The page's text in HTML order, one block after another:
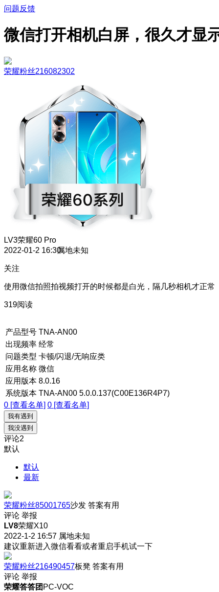
问题反馈
微信打开相机白屏，很久才显
荣耀粉丝216082302
LV3荣耀60 Pro
2022-01-2 16:30属地未知
关注
使用微信拍照拍视频打开的时候都是白光，隔几秒相机才正常
319阅读
产品型号 TNA-AN00
出现频率 经常
问题类型 卡顿/闪退/无响应类
应用名称 微信
应用版本 8.0.16
系统版本 TNA-AN00 5.0.0.137(C00E136R4P7)
0 [查看名单] 0 [查看名单]
我有遇到
我没遇到
评论2
默认
默认
最新
荣耀粉丝85001765沙发 答案有用
评论 举报
LV8荣耀X10
2022-1-2 16:57 属地未知
建议重新进入微信看看或者重启手机试一下
荣耀粉丝216490457板凳 答案有用
评论 举报
荣耀答答团 PC-VOC